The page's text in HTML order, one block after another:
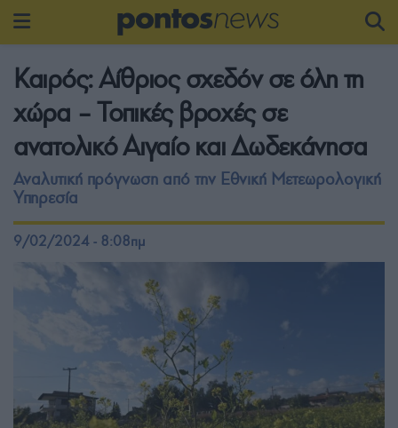
Καιρός: Αίθριος σχεδόν σε όλη τη
χώρα – Τοπικές βροχές σε
ανατολικό Αιγαίο και Δωδεκάνησα
Αναλυτική πρόγνωση από την Εθνική Μετεωρολογική
Υπηρεσία
9/02/2024 - 8:08πμ